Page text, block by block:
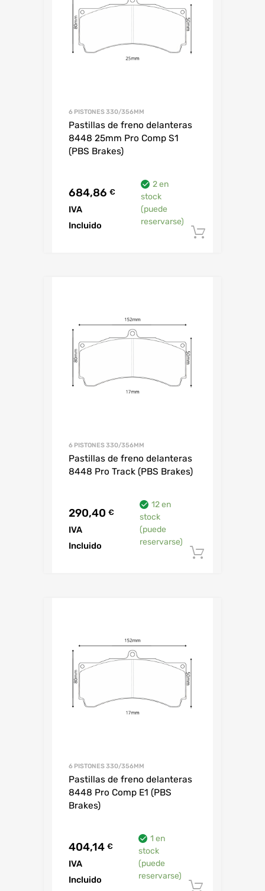
6 PISTONES 330/356MM
Pastillas de freno delanteras
8448 25mm Pro Comp S1
(PBS Brakes)
684,86 €
IVA
Incluido
2 en
stock
(puede
reservarse)
6 PISTONES 330/356MM
Pastillas de freno delanteras
8448 Pro Track (PBS Brakes)
290,40 €
IVA
Incluido
12 en
stock
(puede
reservarse)
6 PISTONES 330/356MM
Pastillas de freno delanteras
8448 Pro Comp E1 (PBS
Brakes)
404,14 €
IVA
Incluido
1 en
stock
(puede
reservarse)